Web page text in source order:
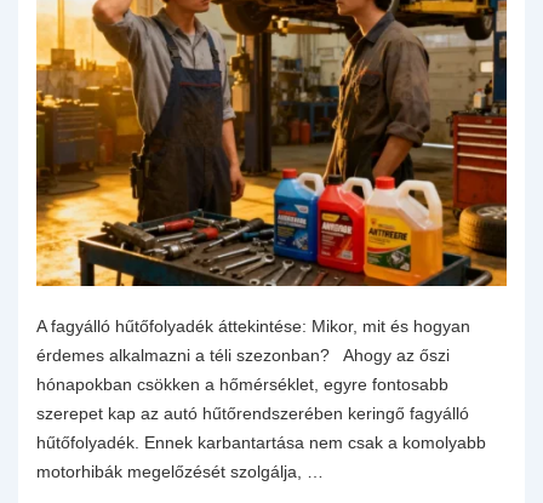
A fagyálló hűtőfolyadék áttekintése: Mikor, mit és hogyan
érdemes alkalmazni a téli szezonban? Ahogy az őszi
hónapokban csökken a hőmérséklet, egyre fontosabb
szerepet kap az autó hűtőrendszerében keringő fagyálló
hűtőfolyadék. Ennek karbantartása nem csak a komolyabb
motorhibák megelőzését szolgálja, …